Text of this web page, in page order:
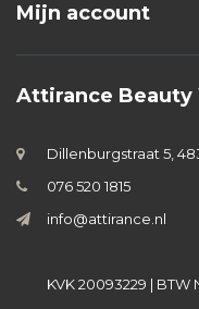
Mijn account
Attirance Beauty
Dillenburgstraat 5,
076 520 1815
info@attirance.nl
KVK 20093229 | BTW